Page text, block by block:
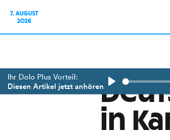
7. AUGUST
2026
Ihr Dolo Plus Vorteil:
Diesen Artikel jetzt anhören
Play
in